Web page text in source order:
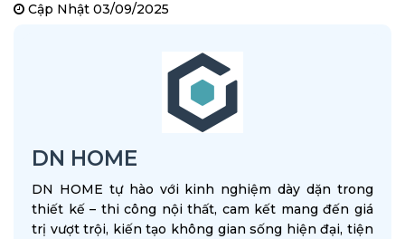
Cập Nhật 03/09/2025
DN HOME
DN HOME tự hào với kinh nghiệm dày dặn trong
thiết kế – thi công nội thất, cam kết mang đến giá
trị vượt trội, kiến tạo không gian sống hiện đại, tiện